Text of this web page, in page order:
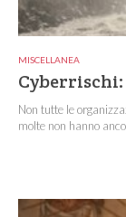
MISCELLANEA
Non tutte le
molte non hanno